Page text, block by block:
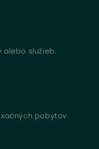
alebo služieb.
pobytov